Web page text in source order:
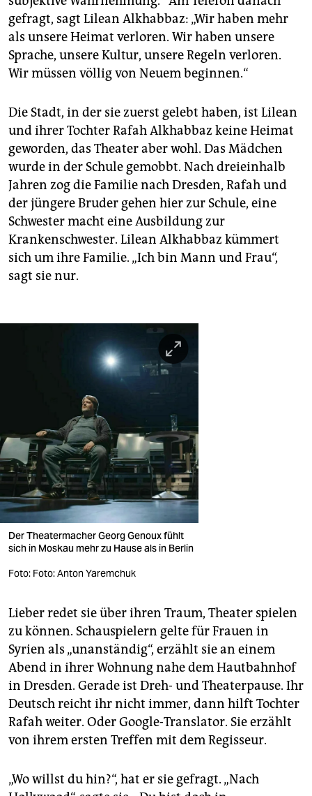
gefragt, sagt Lilean Alkhabbaz: „Wir haben mehr
als unsere Heimat verloren. Wir haben unsere
Sprache, unsere Kultur, unsere Regeln verloren.
Wir müssen völlig von Neuem beginnen.“
Die Stadt, in der sie zuerst gelebt haben, ist Lilean
und ihrer Tochter Rafah Alkhabbaz keine Heimat
geworden, das Theater aber wohl. Das Mädchen
wurde in der Schule gemobbt. Nach dreieinhalb
Jahren zog die Familie nach Dresden, Rafah und
der jüngere Bruder gehen hier zur Schule, eine
Schwester macht eine Ausbildung zur
Krankenschwester. Lilean Alkhabbaz kümmert
sich um ihre Familie. „Ich bin Mann und Frau“,
sagt sie nur.
Der Theatermacher Georg Genoux fühlt
sich in Moskau mehr zu Hause als in Berlin
Foto: Foto: Anton Yaremchuk
Lieber redet sie über ihren Traum, Theater spielen
zu können. Schauspielern gelte für Frauen in
Syrien als „unanständig“, erzählt sie an einem
Abend in ihrer Wohnung nahe dem Hautbahnhof
in Dresden. Gerade ist Dreh- und Theaterpause. Ihr
Deutsch reicht ihr nicht immer, dann hilft Tochter
Rafah weiter. Oder Google-Translator. Sie erzählt
von ihrem ersten Treffen mit dem Regisseur.
„Wo willst du hin?“, hat er sie gefragt. „Nach